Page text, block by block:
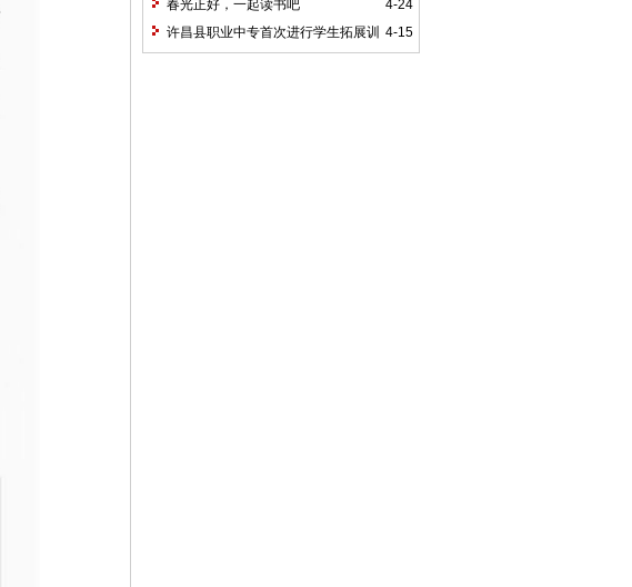
正能量
4-24
春光正好，一起读书吧
4-15
许昌县职业中专首次进行学生拓展训